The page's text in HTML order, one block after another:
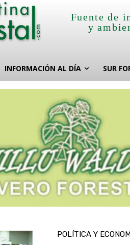
Fuente de
y
INFORMACIÓN AL DÍA SUR
POLÍTICA Y